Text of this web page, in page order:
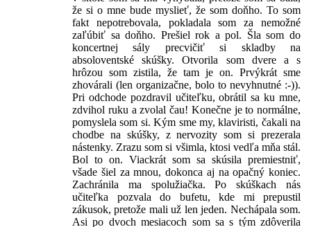
že si o mne bude myslieť, že som doňho. To som
fakt nepotrebovala, pokladala som za nemožné
zaľúbiť sa doňho. Prešiel rok a pol. Šla som do
koncertnej sály precvičiť si skladby na
absoloventské skúšky. Otvorila som dvere a s
hrôzou som zistila, že tam je on. Prvýkrát sme
zhovárali (len organizačne, bolo to nevyhnutné :-)).
Pri odchode pozdravil učiteľku, obrátil sa ku mne,
zdvihol ruku a zvolal čau! Konečne je to normálne,
pomyslela som si. Kým sme my, klaviristi, čakali na
chodbe na skúšky, z nervozity som si prezerala
nástenky. Zrazu som si všimla, ktosi vedľa mňa stál.
Bol to on. Viackrát som sa skúsila premiestniť,
všade šiel za mnou, dokonca aj na opačný koniec.
Zachránila ma spolužiačka. Po skúškach nás
učiteľka pozvala do bufetu, kde mi prepustil
zákusok, pretože mali už len jeden. Nechápala som.
Asi po dvoch mesiacoch som sa s tým zdôverila